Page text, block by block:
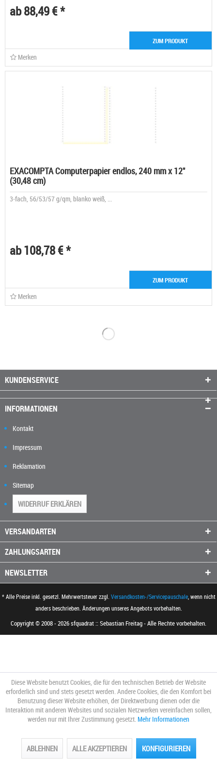
ab 88,49 € *
ZUM PRODUKT
Merken
EXACOMPTA Computerpapier endlos, 240 mm x 12"
(30,48 cm)
3-fach, 56/53/57 g/qm, blanko weiß, ...
ab 108,78 € *
ZUM PRODUKT
Merken
KUNDENSERVICE
INFORMATIONEN
Kontakt
Impressum
Reklamation
Sitemap
WIDERRUF ERKLÄREN
VERSANDARTEN
ZAHLUNGSARTEN
NEWSLETTER
* Alle Preise inkl. gesetzl. Mehrwertsteuer zzgl. Versandkosten-/Servicepauschale, wenn nicht
anders beschrieben. Änderungen unseres Angebots vorbehalten.
Copyright © 2008 - 2026 sfquadrat :: Sebastian Freitag - Alle Rechte vorbehalten.
Diese Website benutzt Cookies, die für den technischen Betrieb der Website
erforderlich sind und stets gesetzt werden. Andere Cookies, die den Komfort bei
Benutzung dieser Website erhöhen, der Direktwerbung dienen oder die
Interaktion mit anderen Websites und sozialen Netzwerken vereinfachen sollen,
werden nur mit Ihrer Zustimmung gesetzt. Mehr Informationen
ABLEHNEN ALLE AKZEPTIEREN KONFIGURIEREN